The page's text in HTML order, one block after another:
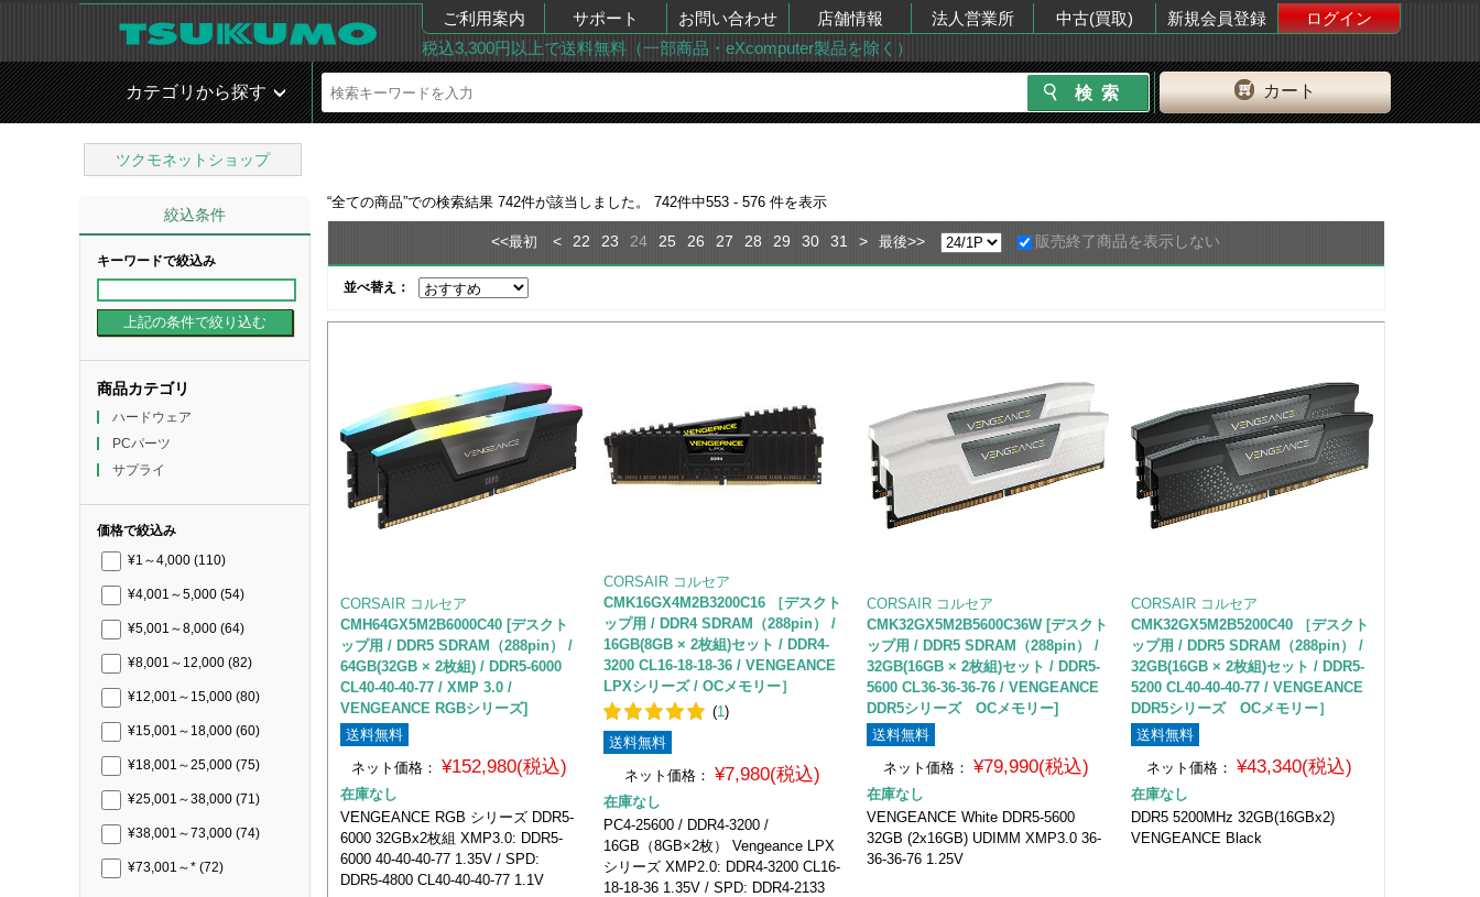
ご利用案内 サポート お問い合わせ 店舗情報 法人営業所 中古(買取) 新規会員登録
ログイン
税込3,300円以上で送料無料（一部商品・eXcomputer製品を除く）
カート
カテゴリから探す
ツクモネットショップ
絞込条件
キーワードで絞込み
商品カテゴリ
ハードウェア
PCパーツ
サプライ
価格で絞込み
¥1～4,000 (110)
¥4,001～5,000 (54)
¥5,001～8,000 (64)
¥8,001～12,000 (82)
¥12,001～15,000 (80)
¥15,001～18,000 (60)
¥18,001～25,000 (75)
¥25,001～38,000 (71)
¥38,001～73,000 (74)
¥73,001～* (72)
“全ての商品”での検索結果 742件が該当しました。 742件中553 - 576 件を表示
<<最初 < 22 23 24 25 26 27 28 29 30 31 > 最後>> 販売終了商品を表示しない
並べ替え：
CORSAIR コルセア
CMH64GX5M2B6000C40 [デスクト
ップ用 / DDR5 SDRAM（288pin） /
64GB(32GB × 2枚組) / DDR5-6000
CL40-40-40-77 / XMP 3.0 /
VENGEANCE RGBシリーズ]
送料無料
ネット価格： ¥152,980(税込)
在庫なし
VENGEANCE RGB シリーズ DDR5-
6000 32GBx2枚組 XMP3.0: DDR5-
6000 40-40-40-77 1.35V / SPD:
DDR5-4800 CL40-40-40-77 1.1V
CORSAIR コルセア
CMK16GX4M2B3200C16 ［デスクト
ップ用 / DDR4 SDRAM（288pin） /
16GB(8GB × 2枚組)セット / DDR4-
3200 CL16-18-18-36 / VENGEANCE
LPXシリーズ / OCメモリー］
(1 )
送料無料
ネット価格： ¥7,980(税込)
在庫なし
PC4-25600 / DDR4-3200 /
16GB（8GB×2枚） Vengeance LPX
シリーズ XMP2.0: DDR4-3200 CL16-
18-18-36 1.35V / SPD: DDR4-2133
CORSAIR コルセア
CMK32GX5M2B5600C36W [デスクト
ップ用 / DDR5 SDRAM（288pin） /
32GB(16GB × 2枚組)セット / DDR5-
5600 CL36-36-36-76 / VENGEANCE
DDR5シリーズ OCメモリー]
送料無料
ネット価格： ¥79,990(税込)
在庫なし
VENGEANCE White DDR5-5600
32GB (2x16GB) UDIMM XMP3.0 36-
36-36-76 1.25V
CORSAIR コルセア
CMK32GX5M2B5200C40 ［デスクト
ップ用 / DDR5 SDRAM（288pin） /
32GB(16GB × 2枚組)セット / DDR5-
5200 CL40-40-40-77 / VENGEANCE
DDR5シリーズ OCメモリー］
送料無料
ネット価格： ¥43,340(税込)
在庫なし
DDR5 5200MHz 32GB(16GBx2)
VENGEANCE Black